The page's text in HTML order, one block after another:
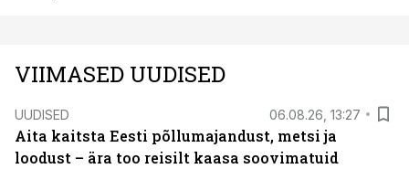
VIIMASED UUDISED
UUDISED 06.08.26, 13:27
Aita kaitsta Eesti põllumajandust, metsi ja
loodust – ära too reisilt kaasa soovimatuid